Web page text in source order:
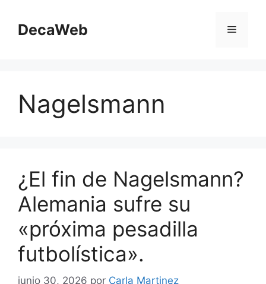
contenido
DecaWeb Menú
Nagelsmann
¿El fin de Nagelsmann?
Alemania sufre su
«próxima pesadilla
futbolística».
junio 30, 2026 por Carla Martinez